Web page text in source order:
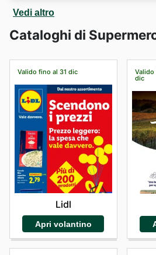
Naviga nel negozio online di
Vedi altro
Cataloghi di
Valido fino al 31 dic
Lidl
Apri volantino
dic